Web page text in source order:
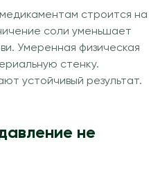
строится на
соли уменьшает
Умеренная физическая
стенку.
устойчивый результат.
не